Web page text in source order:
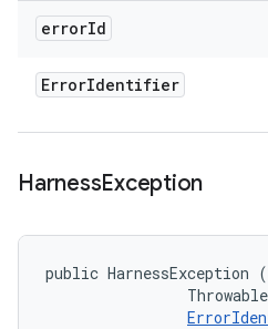
errorId
ErrorIdentifier
HarnessException
public HarnessException